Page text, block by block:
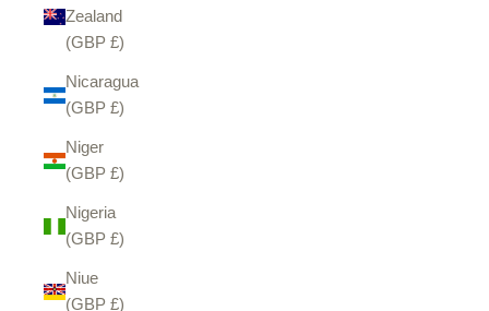
Zealand
(GBP £)
Nicaragua
(GBP £)
Niger
(GBP £)
Nigeria
(GBP £)
Niue
(GBP £)